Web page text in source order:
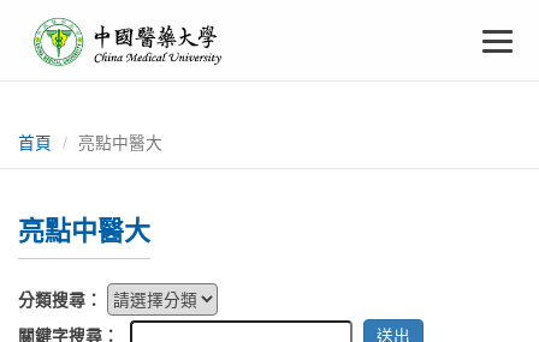
要
中
國
醫
藥
大
學
首頁 亮點中醫大
亮點中醫大
分類搜尋：
關鍵字搜尋：